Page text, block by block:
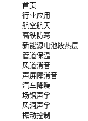
首页
行业应用
航空航天
高铁防寒
新能源电池段热层
管道保温
风道消音
声屏障消音
汽车降噪
场馆声学
风洞声学
振动控制